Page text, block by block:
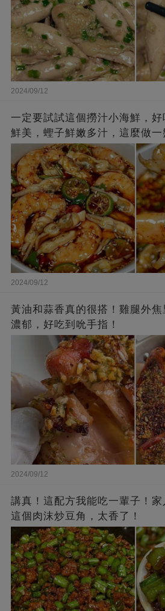
2024/09/12
一定要試試這個撈汁小海鮮，
鮮美，蟶子鮮嫩多汁，這麼做
2024/09/12
黃油和蒜香真的很搭！雞腿外
濃郁，好吃到吮手指！
2024/09/12
講真！這配方我能吃一輩子！
這個肉沫炒豆角，太香了！